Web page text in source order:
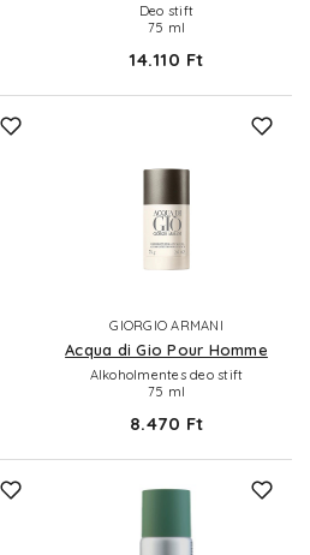
Deo stift
75 ml
14.110 Ft
GIORGIO ARMANI
Acqua di Gio Pour Homme
Alkoholmentes deo stift
75 ml
8.470 Ft